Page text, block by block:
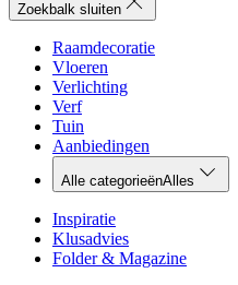
Zoekbalk sluiten
Raamdecoratie
Vloeren
Verlichting
Verf
Tuin
Aanbiedingen
Alle categorieënAlles
Inspiratie
Klusadvies
Folder & Magazine